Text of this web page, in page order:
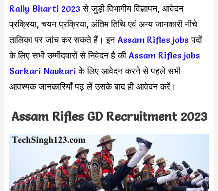
Rally Bharti 2023से जुड़ी विभागीय विज्ञापन, आवेदन
प्रक्रिया, चयन प्रक्रिया, अंतिम तिथि एवं अन्य जानकारी नीचे
तालिका पर जांच कर सकते हैं। इन Assam Rifles jobsपदों
के लिए सभी उम्मीदवारों से निवेदन है की Assam Rifles jobs
Sarkari Naukari के लिए आवेदन करने से पहले सभी
आवश्यक जानकारियाँ पढ़ लें उसके बाद ही आवेदन करें।
Assam Rifles GD Recruitment 2023